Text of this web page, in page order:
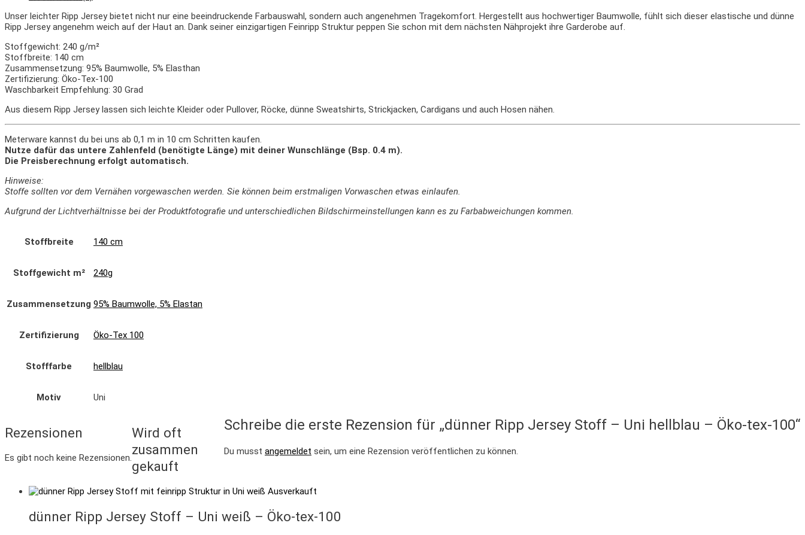
Unser leichter Ripp Jersey bietet nicht nur eine beeindruckende Farbauswahl, sondern auch angenehmen Tragekomfort. Hergestellt aus hochwertiger Baumwolle, fühlt sich dieser elastische und dünne
Ripp Jersey angenehm weich auf der Haut an. Dank seiner einzigartigen Feinripp Struktur peppen Sie schon mit dem nächsten Nähprojekt ihre Garderobe auf.
Stoffgewicht: 240 g/m²
Stoffbreite: 140 cm
Zusammensetzung: 95% Baumwolle, 5% Elasthan
Zertifizierung: Öko-Tex-100
Waschbarkeit Empfehlung: 30 Grad
Aus diesem Ripp Jersey lassen sich leichte Kleider oder Pullover, Röcke, dünne Sweatshirts, Strickjacken, Cardigans und auch Hosen nähen.
Meterware kannst du bei uns ab 0,1 m in 10 cm Schritten kaufen.
Nutze dafür das untere Zahlenfeld (benötigte Länge) mit deiner Wunschlänge (Bsp. 0.4 m).
Die Preisberechnung erfolgt automatisch.
Hinweise:
Stoffe sollten vor dem Vernähen vorgewaschen werden. Sie können beim erstmaligen Vorwaschen etwas einlaufen.
Aufgrund der Lichtverhältnisse bei der Produktfotografie und unterschiedlichen Bildschirmeinstellungen kann es zu Farbabweichungen kommen.
Stoffbreite 140 cm
Stoffgewicht m² 240g
Zusammensetzung 95% Baumwolle, 5% Elastan
Zertifizierung Öko-Tex 100
Stofffarbe hellblau
Motiv Uni
Rezensionen
Es gibt noch keine Rezensionen.
Schreibe die erste Rezension für „dünner Ripp Jersey Stoff – Uni hellblau – Öko-tex-100“
Du musst angemeldet sein, um eine Rezension veröffentlichen zu können.
Wird oft
zusammen
gekauft
Ausverkauft
dünner Ripp Jersey Stoff – Uni weiß – Öko-tex-100